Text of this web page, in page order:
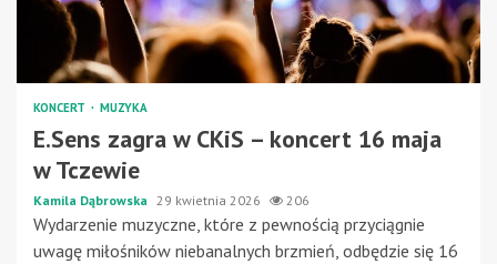
KONCERT MUZYKA
E.Sens zagra w CKiS – koncert 16 maja
w Tczewie
Kamila Dąbrowska 29 kwietnia 2026 206
Wydarzenie muzyczne, które z pewnością przyciągnie
uwagę miłośników niebanalnych brzmień, odbędzie się 16